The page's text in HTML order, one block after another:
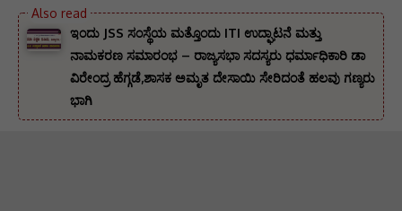
ಇಂದು JSS ಸಂಸ್ಥೆಯ ಮತ್ತೊಂದು ITI ಉದ್ಘಾಟನೆ ಮತ್ತು
ನಾಮಕರಣ ಸಮಾರಂಭ – ರಾಜ್ಯಸಭಾ ಸದಸ್ಯರು ಧರ್ಮಾಧಿಕಾರಿ ಡಾ
ವಿರೇಂದ್ರ ಹೆಗ್ಗಡೆ,ಶಾಸಕ ಅಮೃತ ದೇಸಾಯಿ ಸೇರಿದಂತೆ ಹಲವು ಗಣ್ಯರು
ಭಾಗಿ